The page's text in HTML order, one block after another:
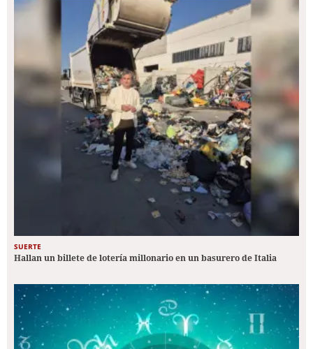
SUERTE
Hallan un billete de lotería millonario en un basurero de Italia